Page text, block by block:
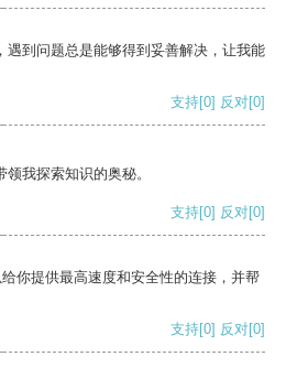
遇到问题总是能够得到妥善解决，让我能
支持[0] 反对[0]
我探索知识的奥秘。
支持[0] 反对[0]
你提供最高速度和安全性的连接，并帮
支持[0] 反对[0]